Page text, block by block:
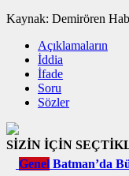
Açıklamaların
İddia
İfade
Soru
Sözler
SİZİN İÇİN
Genel Batman’da